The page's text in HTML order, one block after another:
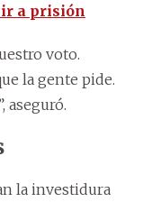
a prisión
voto.
la gente pide.
aseguró.
la investidura